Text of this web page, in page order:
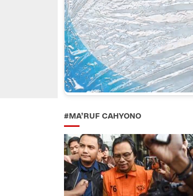
#MA’RUF CAHYONO